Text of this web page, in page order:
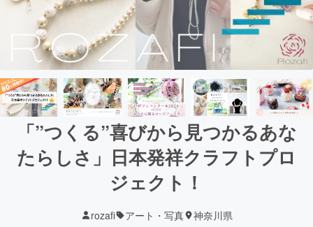
「”つくる”喜びから見つかるあな
たらしさ」日本発祥クラフトプロ
ジェクト！
rozafi アート・写真 神奈川県